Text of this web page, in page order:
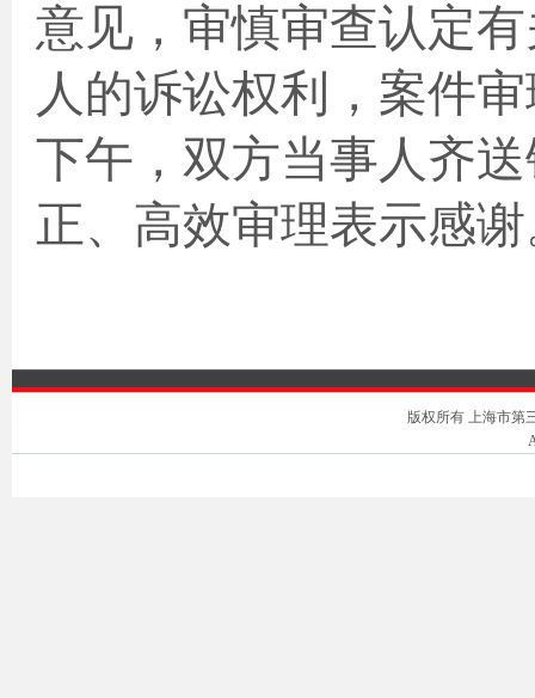
意见，审慎审查认定
人的诉讼权利，案件
下午，双方当事人齐
正、高效审理表示感
版权所有 上海市第